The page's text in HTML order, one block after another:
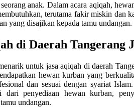
anak. Dalam acara aqiqah,
terutama fakir miskin dan
yang disajikan kepada tamu undangan.
di Daerah Tangerang
untuk jasa aqiqah di daerah
hewan kurban yang
dan sesuai dengan syariat
penyediaan hewan kurban,
undangan.